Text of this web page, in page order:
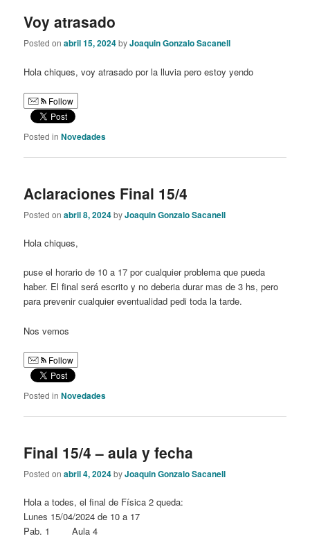
Voy atrasado
Posted onabril 15, 2024byJoaquin Gonzalo Sacanell
Hola chiques, voy atrasado por la lluvia pero estoy yendo
Follow
Posted in Novedades
Aclaraciones Final 15/4
Posted onabril 8, 2024byJoaquin Gonzalo Sacanell
Hola chiques,
puse el horario de 10 a 17 por cualquier problema que pueda
haber. El final será escrito y no deberia durar mas de 3 hs, pero
para prevenir cualquier eventualidad pedi toda la tarde.
Nos vemos
Follow
Posted in Novedades
Final 15/4 – aula y fecha
Posted onabril 4, 2024byJoaquin Gonzalo Sacanell
Hola a todes, el final de Física 2 queda:
Lunes 15/04/2024 de 10 a 17
Pab. 1 Aula 4